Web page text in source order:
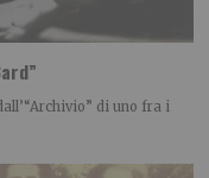
di uno fra i